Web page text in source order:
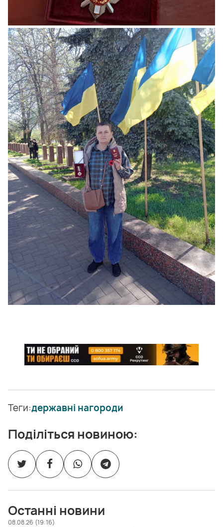
Теги:державні нагороди
Поділіться новиною:
Останні новини
08.08.26 (19:16)